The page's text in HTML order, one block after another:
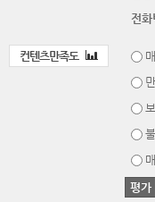
전
컨텐츠만족도